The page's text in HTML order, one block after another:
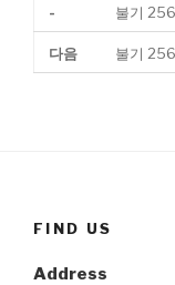
- 불기
다음 불기
FIND US
Address